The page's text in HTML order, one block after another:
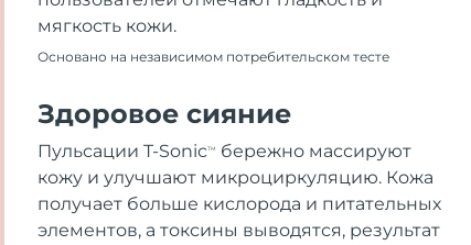
мягкость кожи.
Основано на независимом потребительском тесте
Здоровое сияние
Пульсации T-SonicTM
бережно массируют
кожу и улучшают микроциркуляцию. Кожа
получает больше кислорода и питательных
элементов, а токсины выводятся, результат